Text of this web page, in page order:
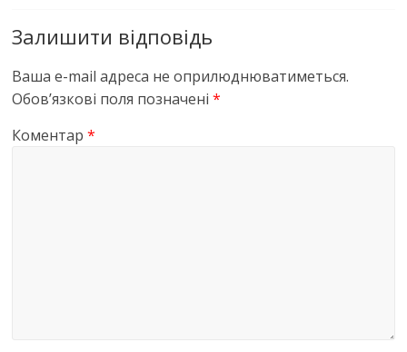
Залишити відповідь
Ваша e-mail адреса не оприлюднюватиметься.
Обов’язкові поля позначені*
Коментар*